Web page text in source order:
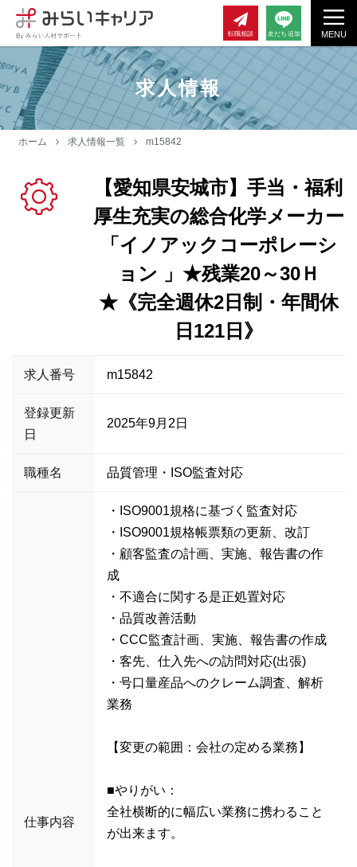
MENU
転職相談 友だち追加
求人情報
ホーム 求人情報一覧 m15842
【愛知県安城市】手当・福利
厚生充実の総合化学メーカー
「イノアックコーポレーシ
ョン 」★残業20～30Ｈ
★《完全週休2日制・年間休
日121日》
求人番号 m15842
登録更新
日
2025年9月2日
職種名 品質管理・ISO監査対応
仕事内容
・ISO9001規格に基づく監査対応
・ISO9001規格帳票類の更新、改訂
・顧客監査の計画、実施、報告書の作
成
・不適合に関する是正処置対応
・品質改善活動
・CCC監査計画、実施、報告書の作成
・客先、仕入先への訪問対応(出張)
・号口量産品へのクレーム調査、解析
業務
【変更の範囲：会社の定める業務】
■やりがい：
全社横断的に幅広い業務に携わること
が出来ます。